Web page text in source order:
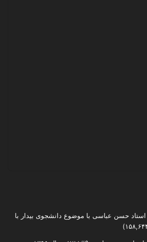
حسن عباسی با موضوع دانشجوی بیدار با